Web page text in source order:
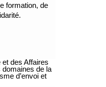
formation, de
et des Affaires
domaines de la
d’envoi et